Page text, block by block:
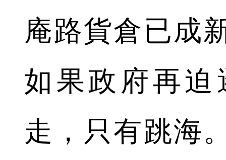
庵路貨倉已成
如果政府再
走，只有跳海